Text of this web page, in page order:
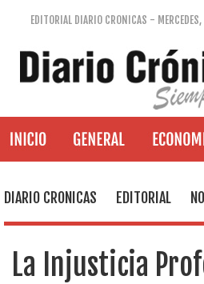
EDITORIAL DIARIO CRONICAS -
DIARIO CRONICAS EDITORIAL
La Injusticia